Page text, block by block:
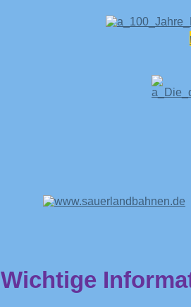
Wichtige